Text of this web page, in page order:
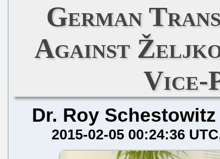
German
Against
Vice-
Dr. Roy Schestowitz
2015-02-05 00:24:36 UTC